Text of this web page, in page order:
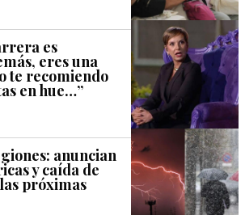
es
eres una
te recomiendo
en hue…”
anuncian
y caída de
próximas